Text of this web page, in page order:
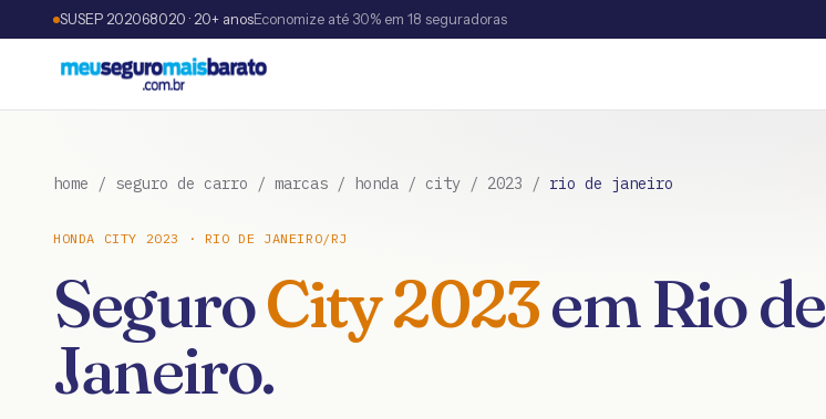
SUSEP 202068020 · 20+ anosEconomize até 30% em 18 seguradoras
home / seguro de carro / marcas / honda / city / 2023 / rio de janeiro
HONDA CITY 2023 · RIO DE JANEIRO/RJ
SeguroCity2023emRio de
Janeiro.